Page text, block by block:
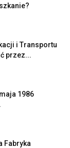
i Transportu
przez...
1986
Fabryka